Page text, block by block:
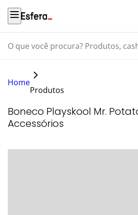
O que você procura? Produtos, cashback,
Home
Produtos
Boneco Playskool Mr.
Accessórios